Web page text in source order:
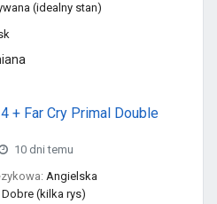
(idealny stan)
+ Far Cry Primal Double
10 dni temu
Angielska
Dobre (kilka rys)